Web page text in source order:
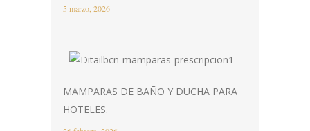
5 marzo, 2026
MAMPARAS DE BAÑO Y DUCHA PARA
HOTELES.